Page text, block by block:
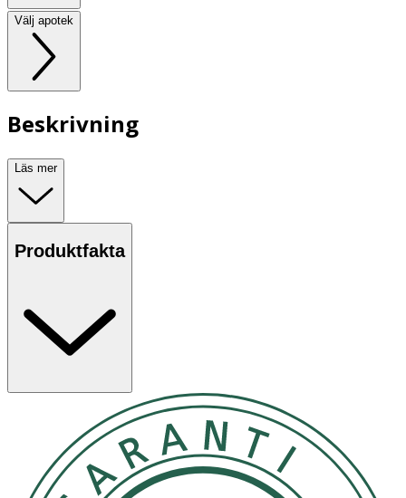
Välj apotek
Beskrivning
Läs mer
Produktfakta